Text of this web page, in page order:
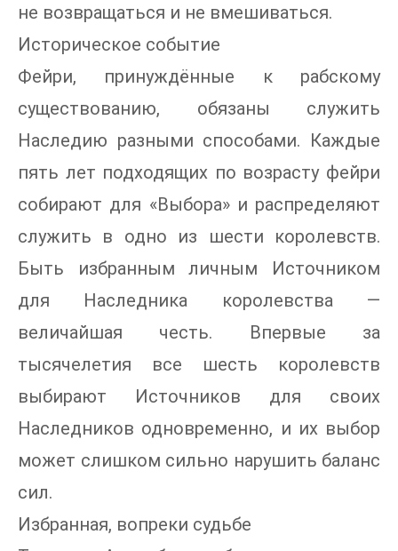
не возвращаться и не вмешиваться.
Историческое событие
Фейри, принуждённые к рабскому
существованию, обязаны служить
Наследию разными способами. Каждые
пять лет подходящих по возрасту фейри
собирают для «Выбора» и распределяют
служить в одно из шести королевств.
Быть избранным личным Источником
для Наследника королевства —
величайшая честь. Впервые за
тысячелетия все шесть королевств
выбирают Источников для своих
Наследников одновременно, и их выбор
может слишком сильно нарушить баланс
сил.
Избранная, вопреки судьбе